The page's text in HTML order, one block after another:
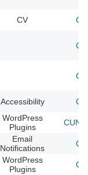
CV
Accessibility
WordPress
Plugins
Email
Notifications
WordPress
Plugins